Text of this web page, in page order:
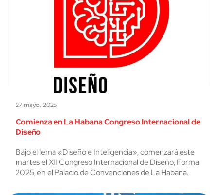
27 mayo, 2025
Comienza en La Habana Congreso Internacional de
Diseño
Bajo el lema «Diseño e Inteligencia», comenzará este
martes el XII Congreso Internacional de Diseño, Forma
2025, en el Palacio de Convenciones de La Habana.